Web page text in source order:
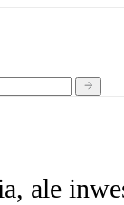
ale